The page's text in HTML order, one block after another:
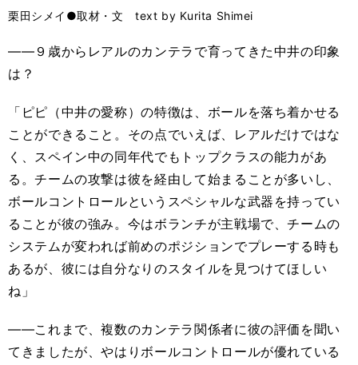
バ
栗田シメイ●取材・文 text by Kurita Shimei
――９歳からレアルのカンテラで育ってきた中井の印象
は？
「ピピ（中井の愛称）の特徴は、ボールを落ち着かせる
ことができること。その点でいえば、レアルだけではな
く、スペイン中の同年代でもトップクラスの能力があ
る。チームの攻撃は彼を経由して始まることが多いし、
ボールコントロールというスペシャルな武器を持ってい
ることが彼の強み。今はボランチが主戦場で、チームの
システムが変われば前めのポジションでプレーする時も
あるが、彼には自分なりのスタイルを見つけてほしい
ね」
――これまで、複数のカンテラ関係者に彼の評価を聞い
てきましたが、やはりボールコントロールが優れている